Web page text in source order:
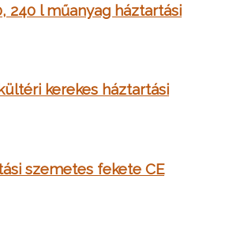
240 l műanyag háztartási
kerekes háztartási
szemetes fekete CE